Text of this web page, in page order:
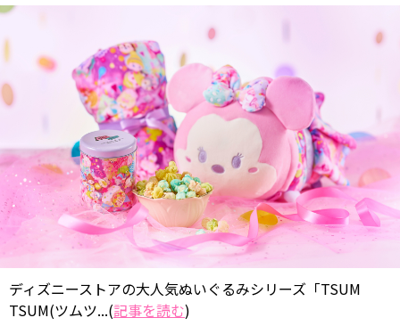
ディズニーストアの大人気ぬいぐるみシリーズ「TSUM
TSUM(ツムツ...(記事を読む)